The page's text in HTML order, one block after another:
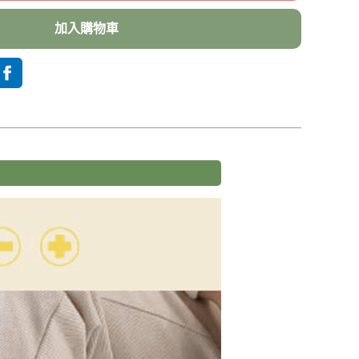
加入購物車